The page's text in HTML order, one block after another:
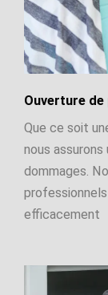
Ouverture
Que ce soit
nous
dommages.
efficacement